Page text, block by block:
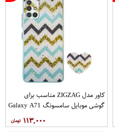
کاور مدل ZIGZAG مناسب برای
گوشی موبایل سامسونگ Galaxy A71
۱۱۳,۰۰۰